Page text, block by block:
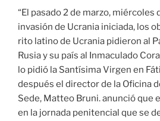
“El pasado 2 de marzo, miércoles
invasión de Ucrania iniciada, los
rito latino de Ucrania pidieron al
Rusia y su país al Inmaculado
lo pidió la Santísima Virgen en
después el director de la Oficina
Sede, Matteo Bruni. anunció que
en la jornada penitencial que se